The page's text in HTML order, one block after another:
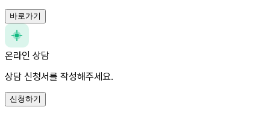
바로가기
온라인 상담
상담 신청서를 작성해주세요.
신청하기